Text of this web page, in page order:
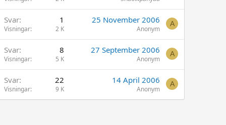
Svar 1
Visningar 2 K
25 November 2006
Anonym
A
Svar 8
Visningar 5 K
27 September 2006
Anonym
A
Svar 22
Visningar 9 K
14 April 2006
Anonym
A